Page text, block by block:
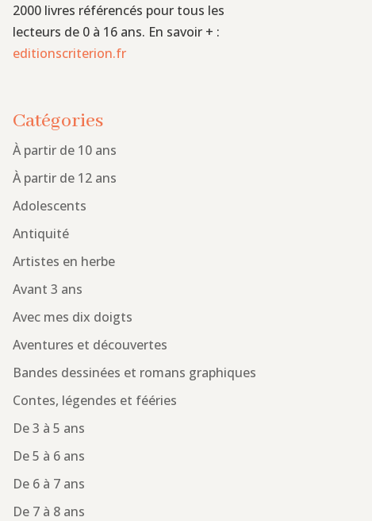
2000 livres référencés pour tous les
lecteurs de 0 à 16 ans. En savoir + :
editionscriterion.fr
Catégories
À partir de 10 ans
À partir de 12 ans
Adolescents
Antiquité
Artistes en herbe
Avant 3 ans
Avec mes dix doigts
Aventures et découvertes
Bandes dessinées et romans graphiques
Contes, légendes et fééries
De 3 à 5 ans
De 5 à 6 ans
De 6 à 7 ans
De 7 à 8 ans